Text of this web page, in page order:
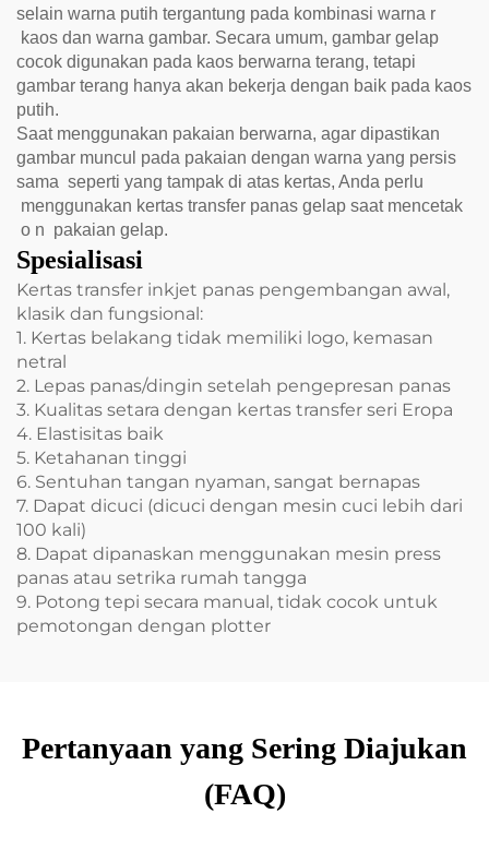
selain warna putih tergantung pada kombinasi warna r
kaos dan warna gambar. Secara umum, gambar gelap
cocok digunakan pada kaos berwarna terang, tetapi
gambar terang hanya akan bekerja dengan baik pada kaos
putih.
Saat menggunakan pakaian berwarna, agar dipastikan
gambar muncul pada pakaian dengan warna yang persis
sama seperti yang tampak di atas kertas, Anda perlu
menggunakan kertas transfer panas gelap saat mencetak
o n pakaian gelap.
Spesialisasi
Kertas transfer inkjet panas pengembangan awal,
klasik dan fungsional:
1. Kertas belakang tidak memiliki logo, kemasan
netral
2. Lepas panas/dingin setelah pengepresan panas
3. Kualitas setara dengan kertas transfer seri Eropa
4. Elastisitas baik
5. Ketahanan tinggi
6. Sentuhan tangan nyaman, sangat bernapas
7. Dapat dicuci (dicuci dengan mesin cuci lebih dari
100 kali)
8. Dapat dipanaskan menggunakan mesin press
panas atau setrika rumah tangga
9. Potong tepi secara manual, tidak cocok untuk
pemotongan dengan plotter
Pertanyaan yang Sering Diajukan
(FAQ)